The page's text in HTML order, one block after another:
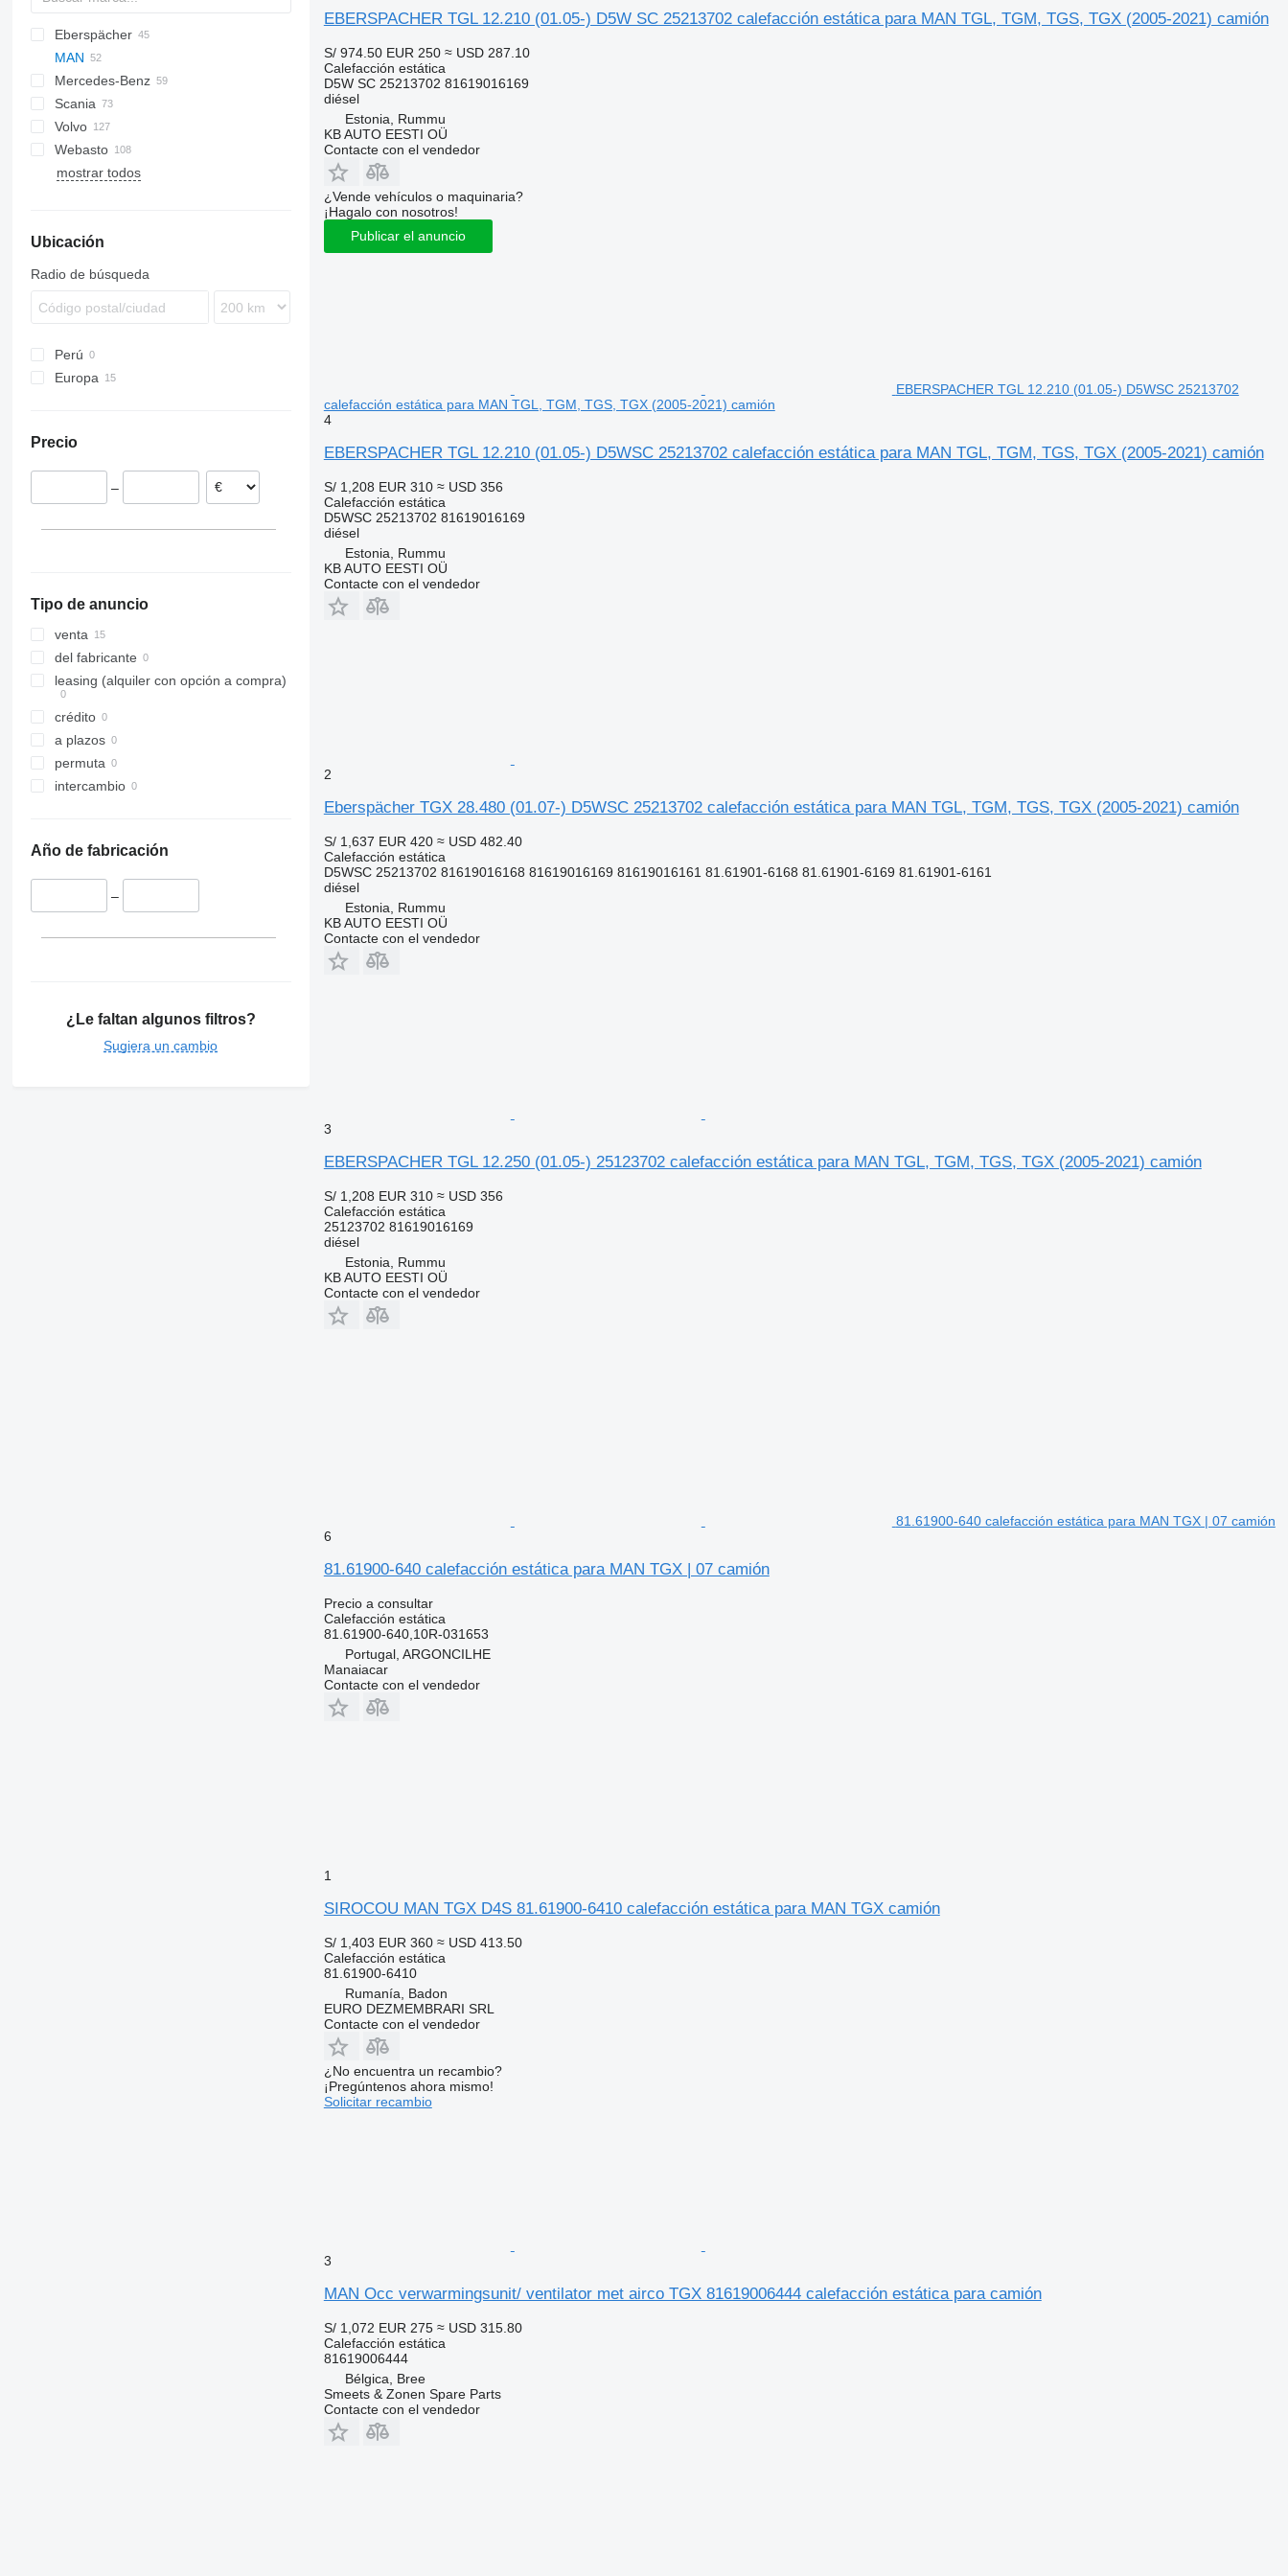
CF
LF
XF
AC
Eberspächer
F-MAX
Daily
EuroCargo
Eurotech
S-Way
Stralis
MAN
TGA
TGL
TGM
TGS
TGX
Mercedes-Benz
A-Class
Actros
Antos
Arocs
MB
Canter
Atleon
Cabstar
Kerax
Magnum
Major
Maxity
Scania
R-series
Volvo
A-series
FH
FMX
Webasto
mostrar todos
Ubicación
Radio de búsqueda
Perú
Europa
Bélgica
Rumanía
Precio
–
Tipo de anuncio
venta
del fabricante
leasing (alquiler con opción a compra)
crédito
a plazos
permuta
intercambio
Año de fabricación
–
¿Le faltan algunos filtros?
Sugiera un cambio
EBERSPACHER TGL 12.210 (01.05-) D5W SC 25213702 calefacción estática para MAN TGL, TGM, TGS, TGX (2005-2021) camión
S/ 974.50 EUR 250 ≈ USD 287.10
Calefacción estática
D5W SC 25213702 81619016169
diésel
Estonia, Rummu
KB AUTO EESTI OÜ
Contacte con el vendedor
¿Vende vehículos o maquinaria?
¡Hagalo con nosotros!
Publicar el anuncio
EBERSPACHER TGL 12.210 (01.05-) D5WSC 25213702
calefacción estática para MAN TGL, TGM, TGS, TGX (2005-2021) camión
4
EBERSPACHER TGL 12.210 (01.05-) D5WSC 25213702 calefacción estática para MAN TGL, TGM, TGS, TGX (2005-2021) camión
S/ 1,208 EUR 310 ≈ USD 356
Calefacción estática
D5WSC 25213702 81619016169
diésel
Estonia, Rummu
KB AUTO EESTI OÜ
Contacte con el vendedor
2
Eberspächer TGX 28.480 (01.07-) D5WSC 25213702 calefacción estática para MAN TGL, TGM, TGS, TGX (2005-2021) camión
S/ 1,637 EUR 420 ≈ USD 482.40
Calefacción estática
D5WSC 25213702 81619016168 81619016169 81619016161 81.61901-6168 81.61901-6169 81.61901-6161
diésel
Estonia, Rummu
KB AUTO EESTI OÜ
Contacte con el vendedor
3
EBERSPACHER TGL 12.250 (01.05-) 25123702 calefacción estática para MAN TGL, TGM, TGS, TGX (2005-2021) camión
S/ 1,208 EUR 310 ≈ USD 356
Calefacción estática
25123702 81619016169
diésel
Estonia, Rummu
KB AUTO EESTI OÜ
Contacte con el vendedor
81.61900-640 calefacción estática para MAN TGX | 07 camión
6
81.61900-640 calefacción estática para MAN TGX | 07 camión
Precio a consultar
Calefacción estática
81.61900-640,10R-031653
Portugal, ARGONCILHE
Manaiacar
Contacte con el vendedor
1
SIROCOU MAN TGX D4S 81.61900-6410 calefacción estática para MAN TGX camión
S/ 1,403 EUR 360 ≈ USD 413.50
Calefacción estática
81.61900-6410
Rumanía, Badon
EURO DEZMEMBRARI SRL
Contacte con el vendedor
¿No encuentra un recambio?
¡Pregúntenos ahora mismo!
Solicitar recambio
3
MAN Occ verwarmingsunit/ ventilator met airco TGX 81619006444 calefacción estática para camión
S/ 1,072 EUR 275 ≈ USD 315.80
Calefacción estática
81619006444
Bélgica, Bree
Smeets & Zonen Spare Parts
Contacte con el vendedor